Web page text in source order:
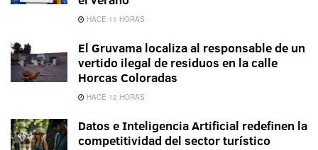
HACE 11 HORAS
El Gruvama localiza al responsable de un
vertido ilegal de residuos en la calle
Horcas Coloradas
HACE 12 HORAS
Datos e Inteligencia Artificial redefinen la
competitividad del sector turístico